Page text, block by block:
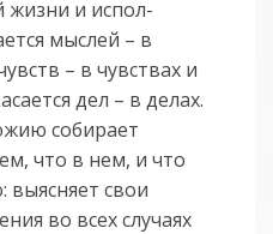
жизни и испол­
мыслей – в
– в чувст­вах и
дел – в делах.
собирает
что в нем, и что
выясняет свои
во всех случаях